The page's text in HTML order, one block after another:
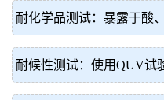
耐化学品测试：暴露于酸
耐候性测试：使用QUV试